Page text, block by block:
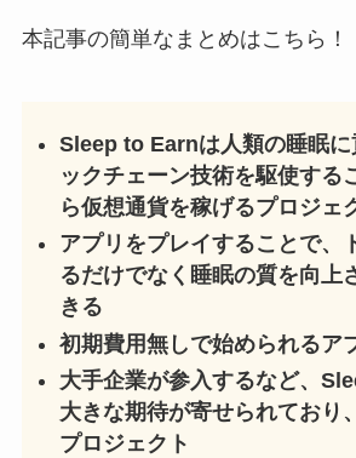
本記事の簡単なまとめはこちら！
Sleep to Earnは人類の睡眠に
ックチェーン技術を駆使する
ら仮想通貨を稼げるプロジェ
アプリをプレイすることで、
るだけでなく睡眠の質を向上
きる
初期費用無しで始められるア
大手企業が参入するなど、
大きな期待が寄せられており
プロジェクト